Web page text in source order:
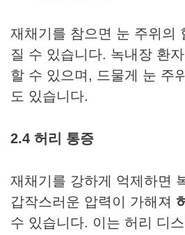
재채기를 참으면 눈 주위의
질 수 있습니다. 녹내장 환
할 수 있으며, 드물게 눈 주
도 있습니다.
2.4 허리 통증
재채기를 강하게 억제하면
갑작스러운 압력이 가해져
수 있습니다. 이는 허리 디